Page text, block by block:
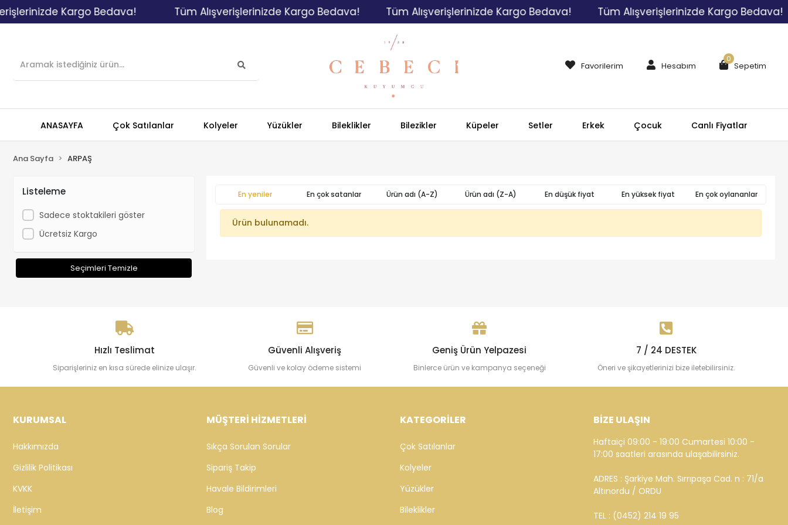
Kargo Bedava! Tüm Alışverişlerinizde Kargo Bedava! Tüm Alışverişlerinizde Kargo Bedava! Tüm Alışverişlerinizde Kargo Bedava!
Favorilerim Hesabım Sepetim
0
ANASAYFA Çok Satılanlar Kolyeler Yüzükler Bileklikler Bilezikler Küpeler Setler Erkek Çocuk Canlı Fiyatlar
Ana Sayfa ARPAŞ
Listeleme
Sadece stoktakileri göster
Ücretsiz Kargo
Seçimleri Temizle
En yeniler En çok satanlar Ürün adı (A-Z) Ürün adı (Z-A) En düşük fiyat En yüksek fiyat En çok oylananlar
Ürün bulunamadı.
Hızlı Teslimat
Siparişleriniz en kısa sürede elinize ulaşır.
Güvenli Alışveriş
Güvenli ve kolay ödeme sistemi
Geniş Ürün Yelpazesi
Binlerce ürün ve kampanya seçeneği
7 / 24 DESTEK
Öneri ve şikayetlerinizi bize iletebilirsiniz.
KURUMSAL
Hakkımızda
Gizlilik Politikası
KVKK
İletişim
MÜŞTERİ HİZMETLERİ
Sıkça Sorulan Sorular
Sipariş Takip
Havale Bildirimleri
Blog
KATEGORİLER
Çok Satılanlar
Kolyeler
Yüzükler
Bileklikler
BİZE ULAŞIN
Haftaiçi 09:00 - 19:00 Cumartesi 10:00 -
17:00 saatleri arasında ulaşabilirsiniz.
ADRES : Şarkiye Mah. Sırrıpaşa Cad. n : 71/a
Altınordu / ORDU
TEL : (0452) 214 19 95